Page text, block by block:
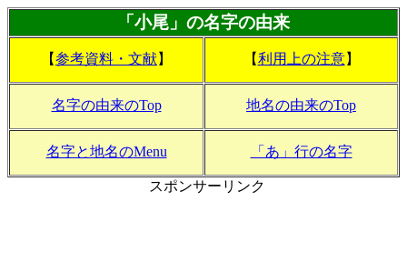
「小尾」の名字の由来
【参考資料・文献】 【利用上の注意】
名字の由来のTop 地名の由来のTop
名字と地名のMenu 「あ」行の名字
スポンサーリンク